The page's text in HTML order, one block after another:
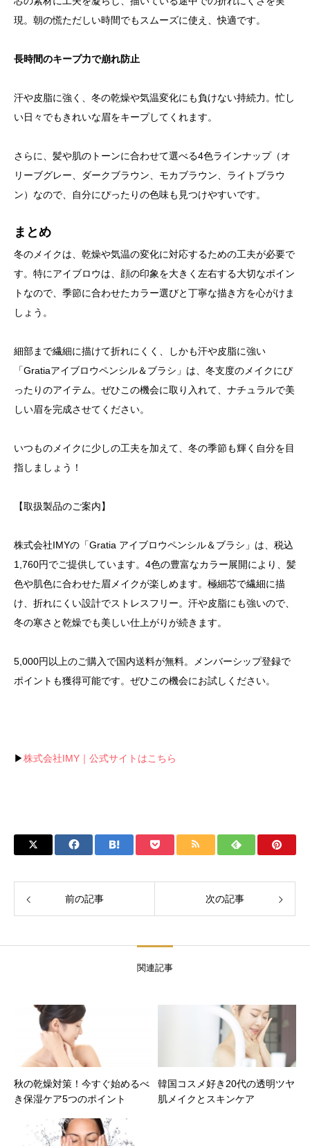
現。朝の慌ただしい時間でもスムーズに使え、快適です。
長時間のキープ力で崩れ防止
汗や皮脂に強く、冬の乾燥や気温変化にも負けない持続力。忙し
い日々でもきれいな眉をキープしてくれます。
さらに、髪や肌のトーンに合わせて選べる4色ラインナップ（オ
リーブグレー、ダークブラウン、モカブラウン、ライトブラウ
ン）なので、自分にぴったりの色味も見つけやすいです。
まとめ
冬のメイクは、乾燥や気温の変化に対応するための工夫が必要で
す。特にアイブロウは、顔の印象を大きく左右する大切なポイン
トなので、季節に合わせたカラー選びと丁寧な描き方を心がけま
しょう。
細部まで繊細に描けて折れにくく、しかも汗や皮脂に強い
「Gratiaアイブロウペンシル＆ブラシ」は、冬支度のメイクにぴ
ったりのアイテム。ぜひこの機会に取り入れて、ナチュラルで美
しい眉を完成させてください。
いつものメイクに少しの工夫を加えて、冬の季節も輝く自分を目
指しましょう！
【取扱製品のご案内】
株式会社IMYの「Gratia アイブロウペンシル＆ブラシ」は、税込
1,760円でご提供しています。4色の豊富なカラー展開により、髪
色や肌色に合わせた眉メイクが楽しめます。極細芯で繊細に描
け、折れにくい設計でストレスフリー。汗や皮脂にも強いので、
冬の寒さと乾燥でも美しい仕上がりが続きます。
5,000円以上のご購入で国内送料が無料。メンバーシップ登録で
ポイントも獲得可能です。ぜひこの機会にお試しください。
▶株式会社IMY｜公式サイトはこちら
前の記事 次の記事
関連記事
秋の乾燥対策！今すぐ始めるべ
き保湿ケア5つのポイント
韓国コスメ好き20代の透明ツヤ
肌メイクとスキンケア